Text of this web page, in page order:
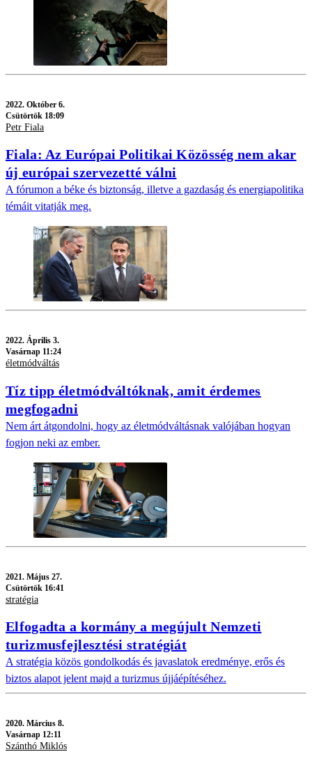
2022. Október 6.
Csütörtök 18:09
Petr Fiala
Fiala: Az Európai Politikai Közösség nem akar
új európai szervezetté válni
A fórumon a béke és biztonság, illetve a gazdaság és energiapolitika
témáit vitatják meg.
2022. Április 3.
Vasárnap 11:24
életmódváltás
Tíz tipp életmódváltóknak, amit érdemes
megfogadni
Nem árt átgondolni, hogy az életmódváltásnak valójában hogyan
fogjon neki az ember.
2021. Május 27.
Csütörtök 16:41
stratégia
Elfogadta a kormány a megújult Nemzeti
turizmusfejlesztési stratégiát
A stratégia közös gondolkodás és javaslatok eredménye, erős és
biztos alapot jelent majd a turizmus újjáépítéséhez.
2020. Március 8.
Vasárnap 12:11
Szánthó Miklós